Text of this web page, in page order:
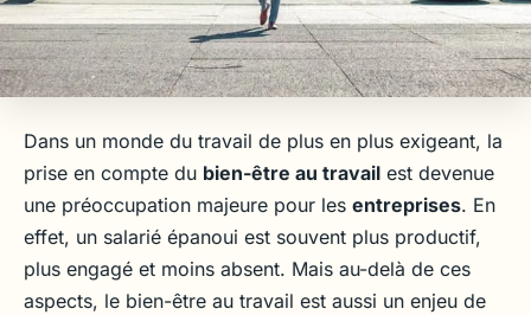
Dans un monde du travail de plus en plus exigeant, la
prise en compte du bien-être au travail est devenue
une préoccupation majeure pour les entreprises. En
effet, un salarié épanoui est souvent plus productif,
plus engagé et moins absent. Mais au-delà de ces
aspects, le bien-être au travail est aussi un enjeu de